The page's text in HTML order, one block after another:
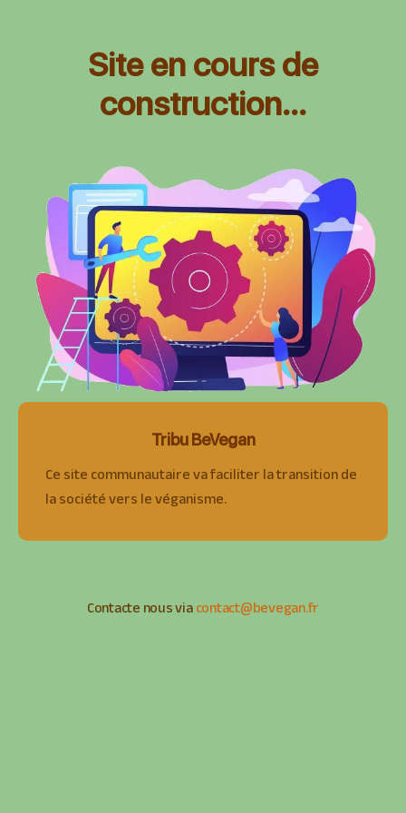
Site en cours de
construction...
Tribu BeVegan
Ce site communautaire va faciliter la transition de
la société vers le véganisme.
Contacte nous viacontact@bevegan.fr